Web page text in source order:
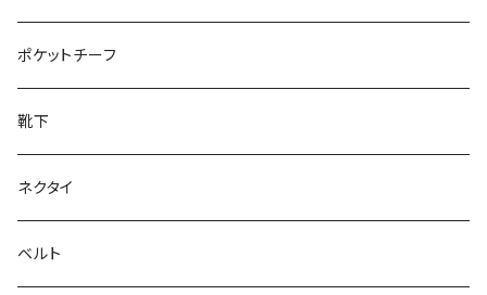
28cm～
ポケットチーフ
靴下
ネクタイ
ベルト